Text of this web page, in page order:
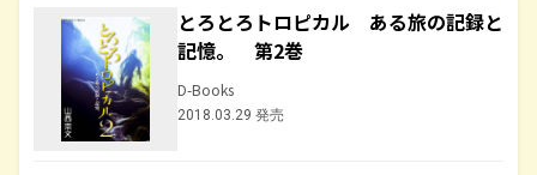
とろとろトロピカル ある旅の記録と
記憶。 第2巻
D-Books
2018.03.29 発売